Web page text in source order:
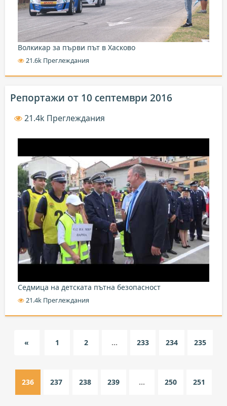
Волкикар за първи път в Хасково
21.6k Преглеждания
Репортажи от 10 септември 2016
21.4k Преглеждания
Седмица на детската пътна безопасност
21.4k Преглеждания
« 1 2 ... 233 234 235
236 237 238 239 ... 250 251